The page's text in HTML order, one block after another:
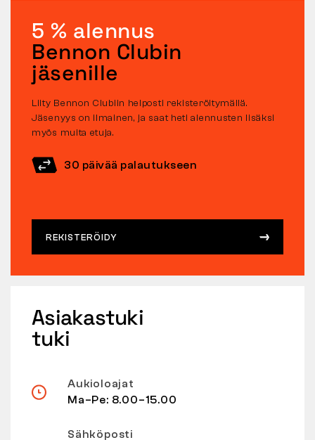
5 % alennus
Bennon Clubin
jäsenille
Liity Bennon Clubiin helposti rekisteröitymällä.
Jäsenyys on ilmainen, ja saat heti alennusten lisäksi
myös muita etuja.
30 päivää palautukseen
REKISTERÖIDY
Asiakastuki
tuki
Aukioloajat
Ma–Pe: 8.00–15.00
Sähköposti